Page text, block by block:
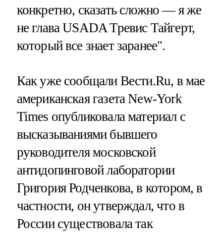
конкретно, сказать сложно — я же
не глава USADA Тревис Тайгерт,
который все знает заранее".
Как уже сообщали Вести.Ru, в мае
американская газета New-York
Times опубликовала материал с
высказываниями бывшего
руководителя московской
антидопинговой лаборатории
Григория Родченкова, в котором, в
частности, он утверждал, что в
России существовала так